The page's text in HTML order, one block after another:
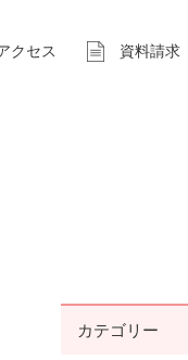
クセス 資料請求
カテゴリー